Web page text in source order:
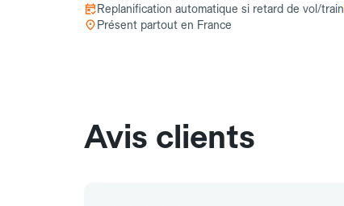
Replanification automatique si retard de vol/train
Présent partout en France
Avis clients